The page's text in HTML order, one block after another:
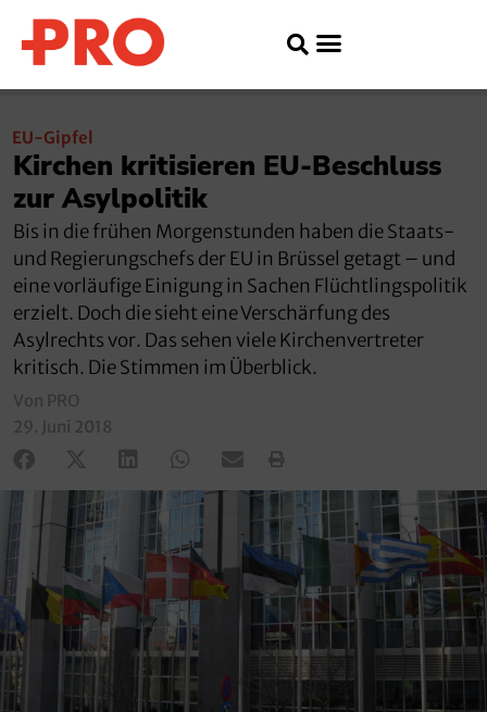
EU-Gipfel
Kirchen kritisieren EU-Beschluss
zur Asylpolitik
Bis in die frühen Morgenstunden haben die Staats-
und Regierungschefs der EU in Brüssel getagt – und
eine vorläufige Einigung in Sachen Flüchtlingspolitik
erzielt. Doch die sieht eine Verschärfung des
Asylrechts vor. Das sehen viele Kirchenvertreter
kritisch. Die Stimmen im Überblick.
Von PRO
29. Juni 2018